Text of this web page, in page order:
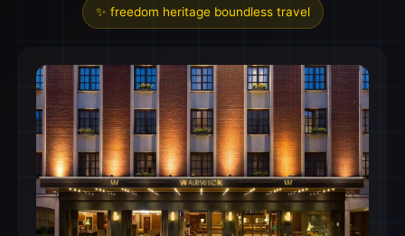
✨ freedom heritage boundless travel